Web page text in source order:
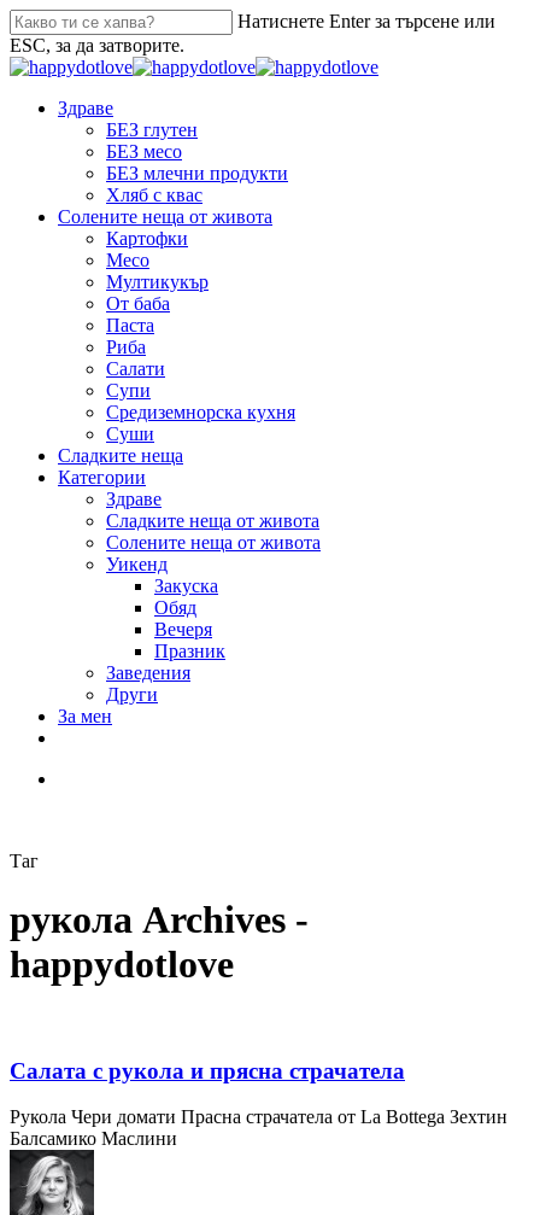
Натиснете Enter за търсене или
ESC, за да затворите.
Здраве
БЕЗ глутен
БЕЗ месо
БЕЗ млечни продукти
Хляб с квас
Солените неща от живота
Картофки
Месо
Мултикукър
От баба
Паста
Риба
Салати
Супи
Средиземнорска кухня
Суши
Сладките неща
Категории
Здраве
Сладките неща от живота
Солените неща от живота
Уикенд
Закуска
Обяд
Вечеря
Празник
Заведения
Други
За мен
Таг
рукола Archives -
happydotlove
Салата с рукола и прясна страчатела
Рукола Чери домати Прасна страчатела от La Bottega Зехтин
Балсамико Маслини